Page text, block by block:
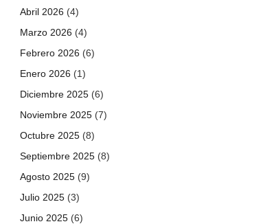
Abril 2026 (4)
Marzo 2026 (4)
Febrero 2026 (6)
Enero 2026 (1)
Diciembre 2025 (6)
Noviembre 2025 (7)
Octubre 2025 (8)
Septiembre 2025 (8)
Agosto 2025 (9)
Julio 2025 (3)
Junio 2025 (6)